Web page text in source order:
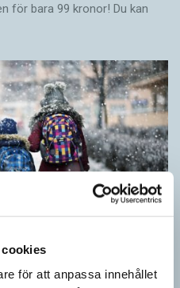
för att anpassa innehållet
för bara 99 kronor! Du kan